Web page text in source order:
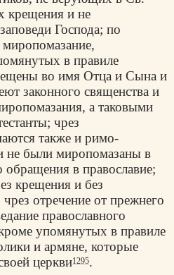
крещения и не
Господа; по
в правиле
во имя Отца и Сына и
законного священства и
а таковыми
чрез
также и римо-
не были миропомазаны в
обращения в православие;
крещения и без
отречение от прежнего
православного
упомянутых в правиле
и армяне, которые
церкви1295.